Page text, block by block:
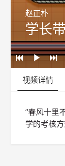
Play
Loaded:
0%
Progress:
0%
赵正朴
学长
视频详情
”春风十里
学的考核